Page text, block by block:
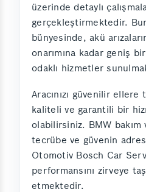
üzerinde detaylı
gerçekleştirmektedir.
bünyesinde, akü
onarımına kadar geniş
odaklı hizmetler
Aracınızı güvenilir
kaliteli ve garantili bir
olabilirsiniz. BMW bakım
tecrübe ve güvenin
Otomotiv Bosch Car
performansını zirveye
etmektedir.